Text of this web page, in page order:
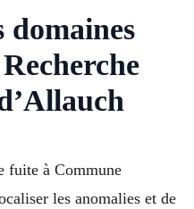
domaines
fuite à Commune
les anomalies et de